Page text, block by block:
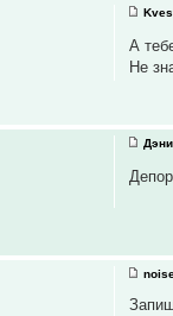
А
Не